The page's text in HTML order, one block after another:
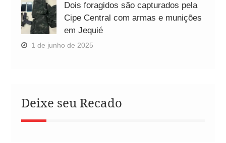
Dois foragidos são capturados pela
Cipe Central com armas e munições
em Jequié
1 de junho de 2025
Deixe seu Recado